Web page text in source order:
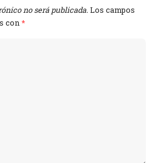
no será publicada. Los campos
con *